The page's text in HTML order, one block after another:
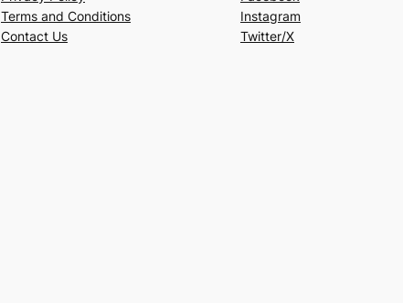
Terms and Conditions
Contact Us
Instagram
Twitter/X